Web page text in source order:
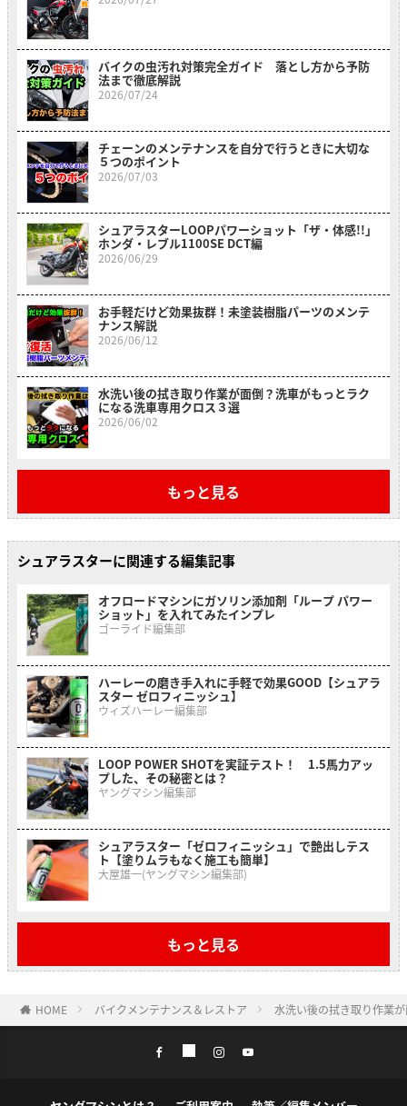
バイクの虫汚れ対策完全ガイド 落とし方から予防
法まで徹底解説
2026/07/24
チェーンのメンテナンスを自分で行うときに大切な
５つのポイント
2026/07/03
シュアラスターLOOPパワーショット「ザ・体感!!」
ホンダ・レブル1100SE DCT編
2026/06/29
お手軽だけど効果抜群！未塗装樹脂パーツのメンテ
ナンス解説
2026/06/12
水洗い後の拭き取り作業が面倒？洗車がもっとラク
になる洗車専用クロス３選
2026/06/02
もっと見る
シュアラスターに関連する編集記事
オフロードマシンにガソリン添加剤「ループ パワー
ショット」を入れてみたインプレ
ゴーライド編集部
ハーレーの磨き手入れに手軽で効果GOOD【シュアラ
スター ゼロフィニッシュ】
ウィズハーレー編集部
LOOP POWER SHOTを実証テスト！ 1.5馬力アッ
プした、その秘密とは？
ヤングマシン編集部
シュアラスター「ゼロフィニッシュ」で艶出しテス
ト【塗りムラもなく施工も簡単】
大屋雄一(ヤングマシン編集部)
もっと見る
HOME バイクメンテナンス＆レストア 水洗い後の拭き取り作業